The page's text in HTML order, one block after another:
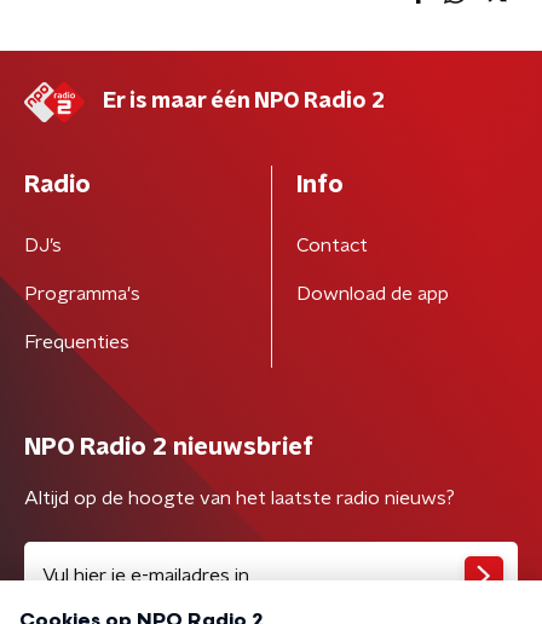
Er is maar één NPO Radio 2
Radio
DJ’s
Programma's
Frequenties
Info
Contact
Download de app
NPO Radio 2 nieuwsbrief
Altijd op de hoogte van het laatste radio nieuws?